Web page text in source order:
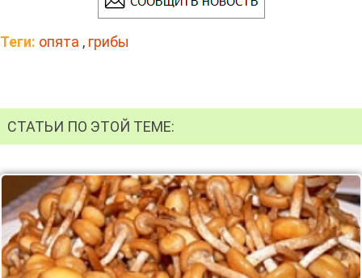
Теги: опята , грибы
СТАТЬИ ПО ЭТОЙ ТЕМЕ: